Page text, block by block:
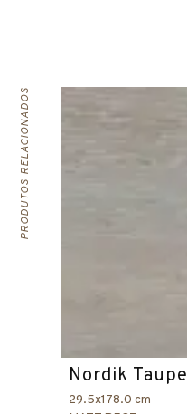
PRODUTOS RELACIONADOS
Nordik Taupe
29.5x178.0 cm